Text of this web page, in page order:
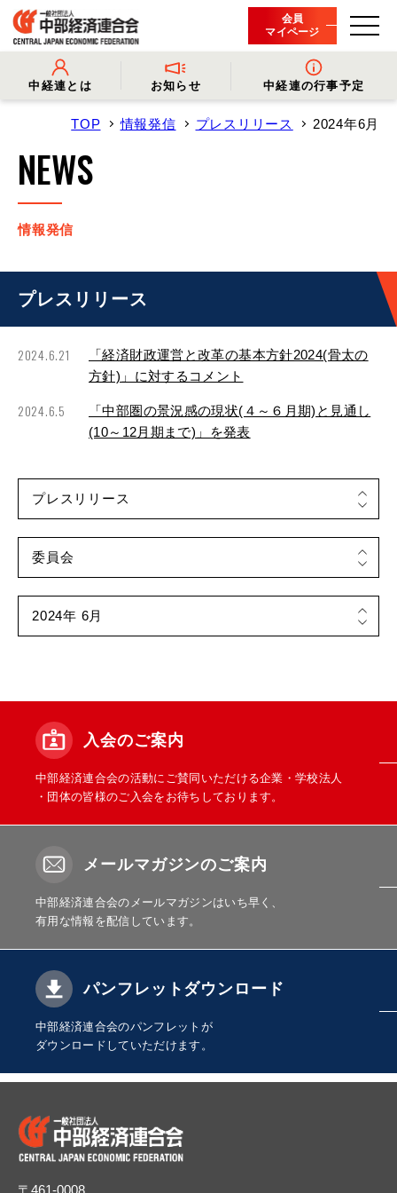
会員
マイページ
中経連とは
- 中経連とは - 会長挨拶
- 役員名簿
- 会員一覧
お知らせ
- 情報発信 - プレスリリース
- 会長コメント
- イベント・セミナー
中経連の行事予定
TOP 情報発信 プレスリリース 2024年6月
NEWS
情報発信
プレスリリース
2024.6.21
「経済財政運営と改革の基本方針2024(骨太の
方針)」に対するコメント
2024.6.5
「中部圏の景況感の現状(４～６月期)と見通し
(10～12月期まで)」を発表
入会のご案内
中部経済連合会の活動にご賛同いただける企業・学校法人
・団体の皆様のご入会をお待ちしております。
メールマガジンのご案内
中部経済連合会のメールマガジンはいち早く、
有用な情報を配信しています。
パンフレットダウンロード
中部経済連合会のパンフレットが
ダウンロードしていただけます。
〒461-0008